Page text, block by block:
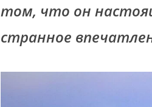
том, что он
странное